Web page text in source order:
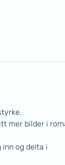
mer bilder i
inn og delta i